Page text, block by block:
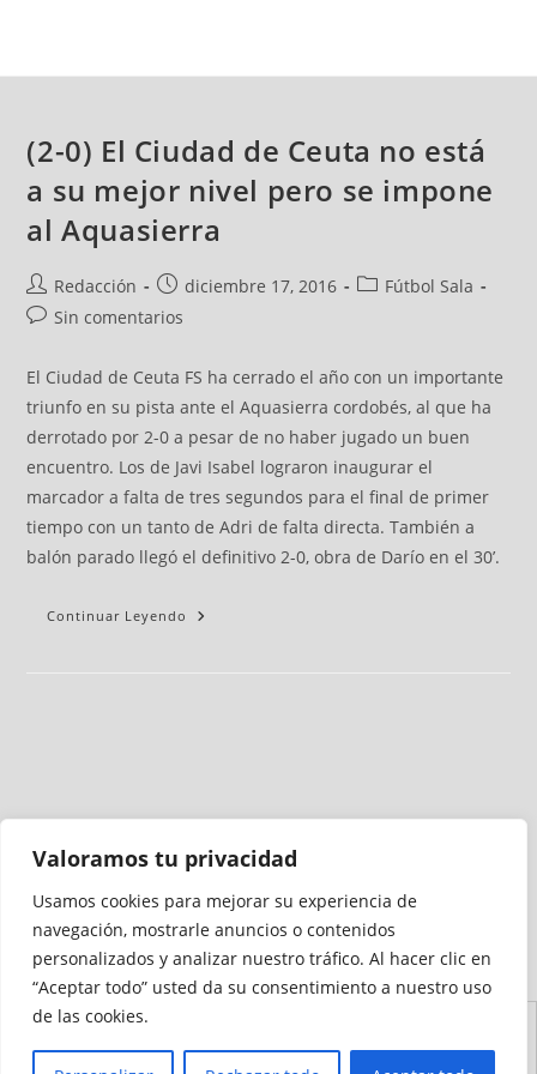
Valoramos tu privacidad
Usamos cookies para mejorar su experiencia de
navegación, mostrarle anuncios o contenidos
personalizados y analizar nuestro tráfico. Al hacer clic en
“Aceptar todo” usted da su consentimiento a nuestro uso
de las cookies.
(2-0) El Ciudad de Ceuta no está
a su mejor nivel pero se impone
al Aquasierra
Redacción diciembre 17, 2016
Fútbol Sala
Sin comentarios
El Ciudad de Ceuta FS ha cerrado el año con un importante
triunfo en su pista ante el Aquasierra cordobés, al que ha
derrotado por 2-0 a pesar de no haber jugado un buen
encuentro. Los de Javi Isabel lograron inaugurar el
marcador a falta de tres segundos para el final de primer
tiempo con un tanto de Adri de falta directa. También a
balón parado llegó el definitivo 2-0, obra de Darío en el 30’.
Continuar Leyendo
Medio auditado por